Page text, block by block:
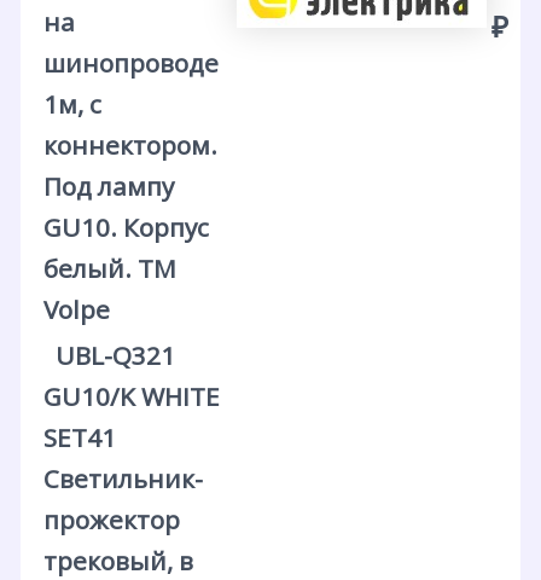
на
шинопроводе
1м, с
коннектором.
Под лампу
GU10. Корпус
белый. ТМ
Volpe
₽
UBL-Q321
GU10/K WHITE
SET41
Светильник-
прожектор
трековый, в